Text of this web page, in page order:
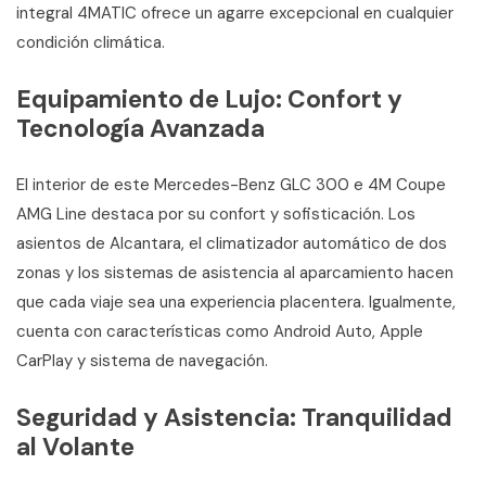
integral 4MATIC ofrece un agarre excepcional en cualquier
condición climática.
Equipamiento de Lujo: Confort y
Tecnología Avanzada
El interior de este Mercedes-Benz GLC 300 e 4M Coupe
AMG Line destaca por su confort y sofisticación. Los
asientos de Alcantara, el climatizador automático de dos
zonas y los sistemas de asistencia al aparcamiento hacen
que cada viaje sea una experiencia placentera. Igualmente,
cuenta con características como Android Auto, Apple
CarPlay y sistema de navegación.
Seguridad y Asistencia: Tranquilidad
al Volante